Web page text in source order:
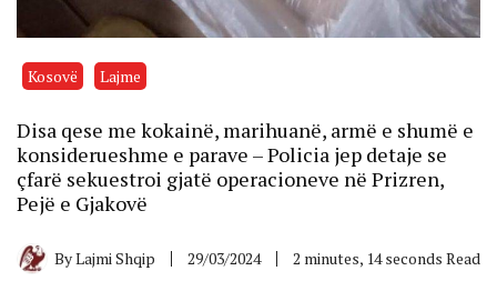
Kosovë Lajme
Disa qese me kokainë, marihuanë, armë e shumë e
konsiderueshme e parave – Policia jep detaje se
çfarë sekuestroi gjatë operacioneve në Prizren,
Pejë e Gjakovë
ByLajmi Shqip 29/03/2024 2 minutes, 14 seconds Read